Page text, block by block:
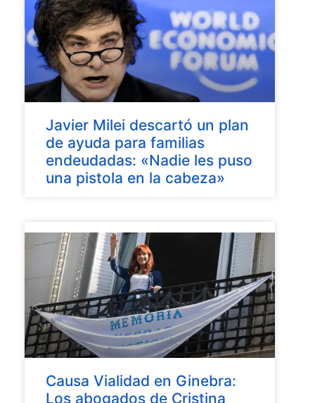
Javier Milei descartó un plan
de ayuda para familias
endeudadas: «Nadie les puso
una pistola en la cabeza»
Causa Vialidad en Ginebra:
Los abogados de Cristina